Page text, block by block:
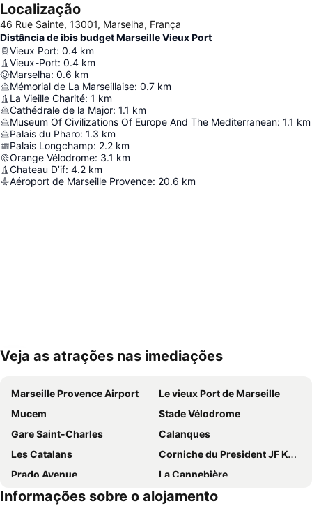
Localização
46 Rue Sainte, 13001, Marselha, França
Distância de ibis budget Marseille Vieux Port
Vieux Port: 0.4 km
Vieux-Port: 0.4 km
Marselha: 0.6 km
Mémorial de La Marseillaise: 0.7 km
La Vieille Charité: 1 km
Cathédrale de la Major: 1.1 km
Museum Of Civilizations Of Europe And The Mediterranean: 1.1 km
Palais du Pharo: 1.3 km
Palais Longchamp: 2.2 km
Orange Vélodrome: 3.1 km
Chateau D’if: 4.2 km
Aéroport de Marseille Provence: 20.6 km
Ampliar mapa
Veja as atrações nas imediações
Marseille Provence Airport
Le vieux Port de Marseille
Mucem
Stade Vélodrome
Gare Saint-Charles
Calanques
Les Catalans
Corniche du President JF Kennedy
Prado Avenue
La Cannebière
Cabo Canaille
Palais du Pharo
Informações sobre o alojamento